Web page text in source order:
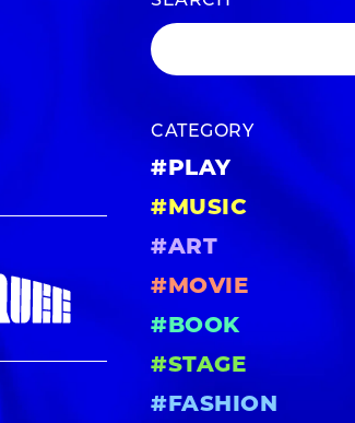
CATEGORY
#PLAY
#MUSIC
#ART
#MOVIE
#BOOK
#STAGE
#FASHION